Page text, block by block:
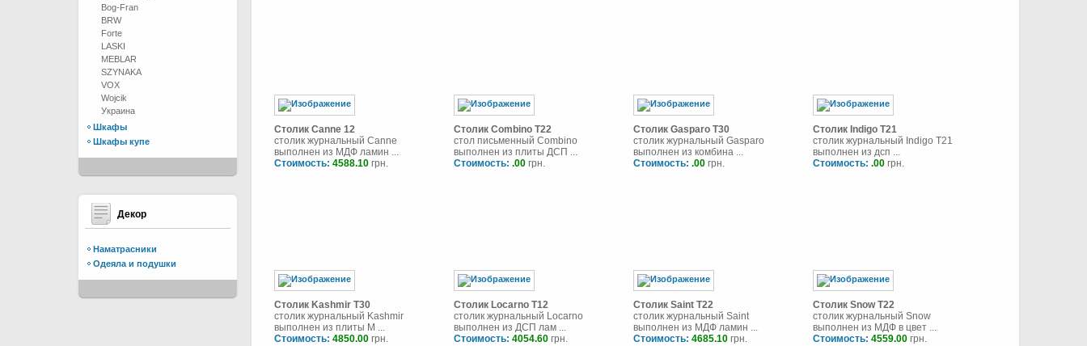
Bog-Fran
BRW
Forte
LASKI
MEBLAR
SZYNAKA
VOX
Wojcik
Украина
Шкафы
Шкафы купе
Декор
Наматрасники
Одеяла и подушки
Столик Canne 12
столик журнальный Canne
выполнен из МДФ ламин ...
Стоимость: 4588.10 грн.
Столик Combino T22
стол письменный Combino
выполнен из плиты ДСП ...
Стоимость: .00 грн.
Столик Gasparo T30
столик журнальный Gasparo
выполнен из комбина ...
Стоимость: .00 грн.
Столик Indigo T21
столик журнальный Indigo T21
выполнен из дсп ...
Стоимость: .00 грн.
Столик Kashmir T30
столик журнальный Kashmir
выполнен из плиты М ...
Стоимость: 4850.00 грн.
Столик Locarno T12
столик журнальный Locarno
выполнен из ДСП лам ...
Стоимость: 4054.60 грн.
Столик Saint T22
столик журнальный Saint
выполнен из МДФ ламин ...
Стоимость: 4685.10 грн.
Столик Snow T22
столик журнальный Snow
выполнен из МДФ в цвет ...
Стоимость: 4559.00 грн.